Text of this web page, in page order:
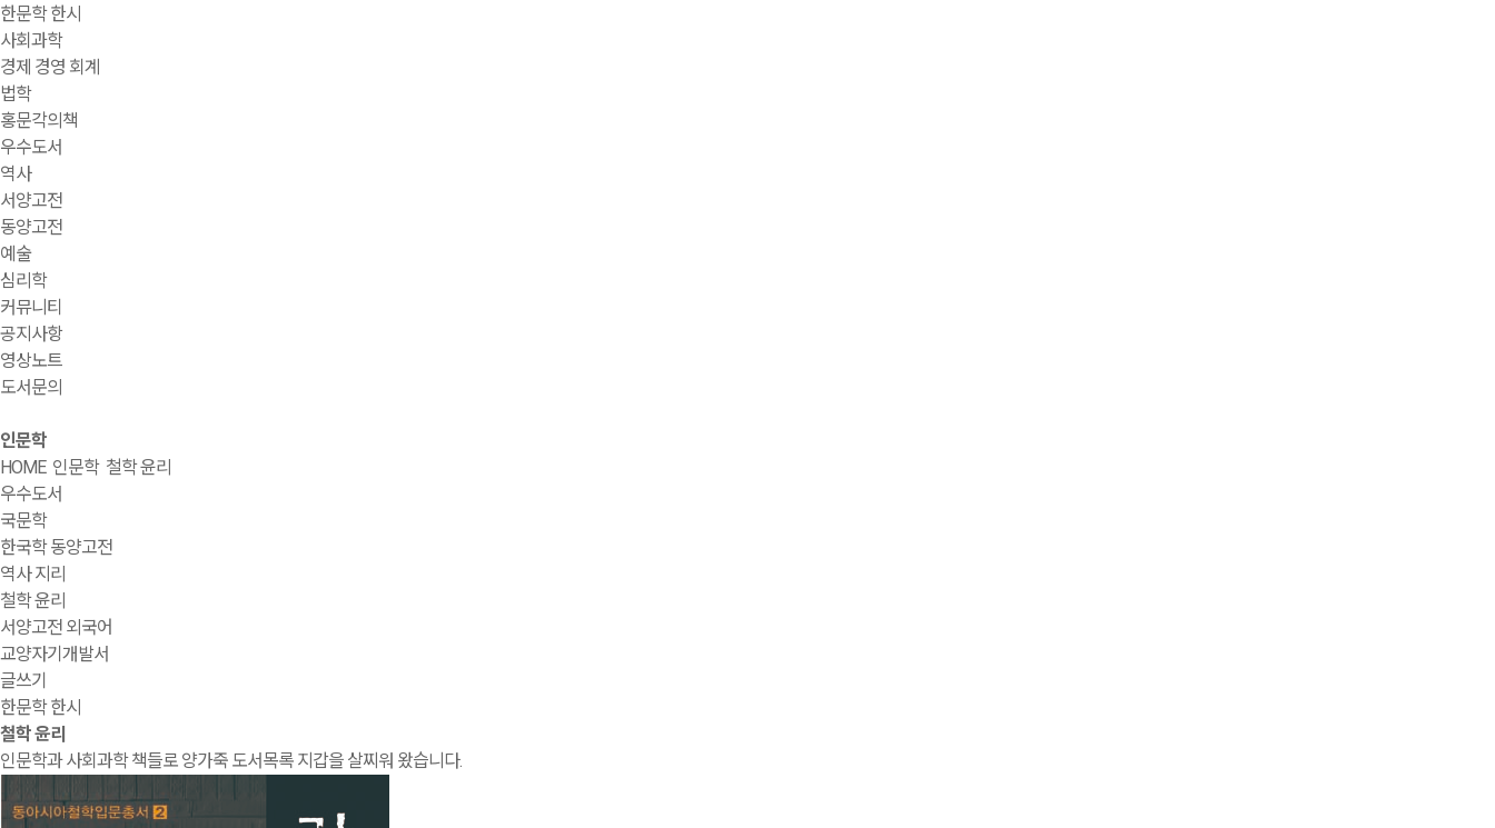
한문학 한시
사회과학
경제 경영 회계
법학
홍문각의책
우수도서
역사
서양고전
동양고전
예술
심리학
커뮤니티
공지사항
영상노트
도서문의
인문학
HOME 인문학 철학 윤리
우수도서
국문학
한국학 동양고전
역사 지리
철학 윤리
서양고전 외국어
교양자기개발서
글쓰기
한문학 한시
철학 윤리
인문학과 사회과학 책들로 양가죽 도서목록 지갑을 살찌워 왔습니다.